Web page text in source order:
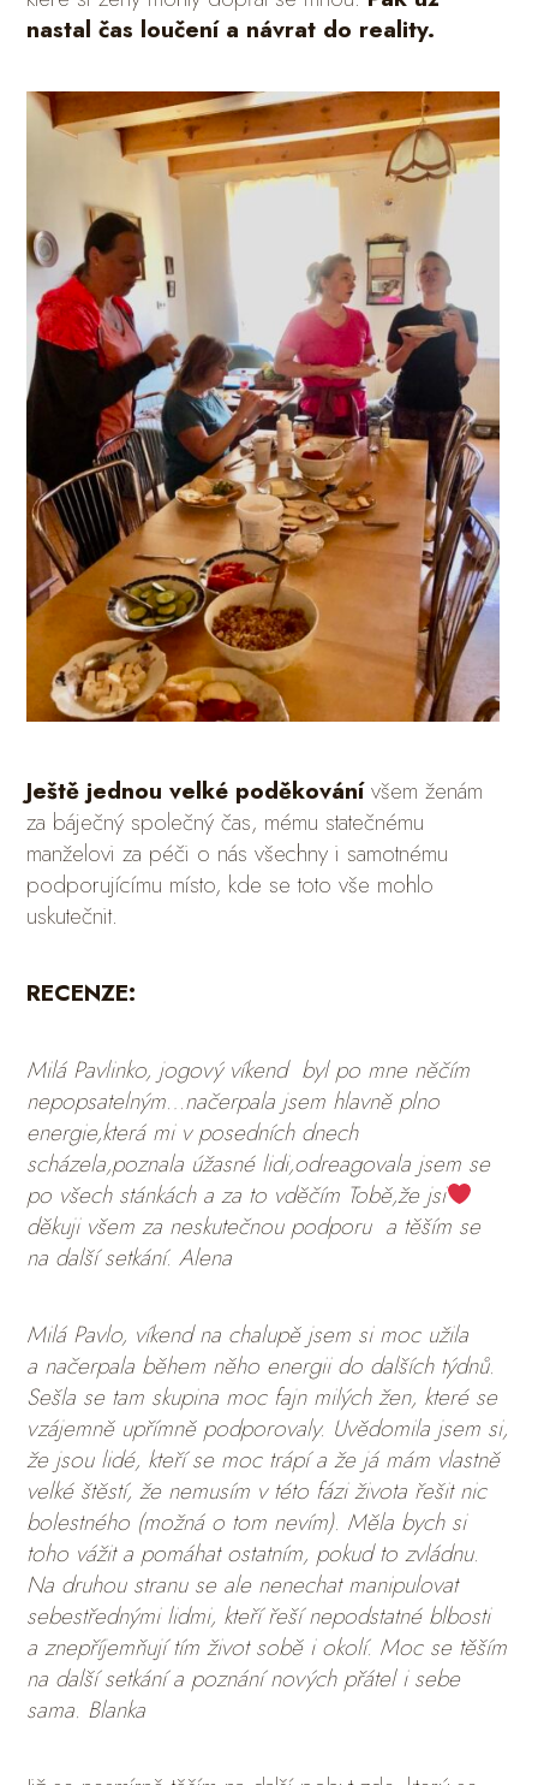
nastal čas loučení a návrat do reality.
Ještě jednou velké poděkovánívšem ženám
za báječný společný čas, mému statečnému
manželovi za péči o nás všechny i samotnému
podporujícímu místo, kde se toto vše mohlo
uskutečnit.
RECENZE:
Milá Pavlinko, jogový víkend byl po mne něčím
nepopsatelným…načerpala jsem hlavně plno
energie,která mi v posedních dnech
scházela,poznala úžasné lidi,odreagovala jsem se
po všech stánkách a za to vděčím Tobě,že jsi
děkuji všem za neskutečnou podporu a těším se
na další setkání. Alena
Milá Pavlo, víkend na chalupě jsem si moc užila
a načerpala během něho energii do dalších týdnů.
Sešla se tam skupina moc fajn milých žen, které se
vzájemně upřímně podporovaly. Uvědomila jsem si,
že jsou lidé, kteří se moc trápí a že já mám vlastně
velké štěstí, že nemusím v této fázi života řešit nic
bolestného (možná o tom nevím). Měla bych si
toho vážit a pomáhat ostatním, pokud to zvládnu.
Na druhou stranu se ale nenechat manipulovat
sebestřednými lidmi, kteří řeší nepodstatné blbosti
a znepříjemňují tím život sobě i okolí. Moc se těším
na další setkání a poznání nových přátel i sebe
sama. Blanka